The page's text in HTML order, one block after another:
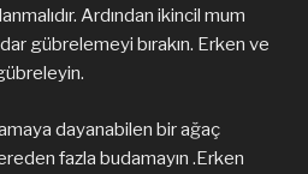
Ardından ikincil mum
gübrelemeyi bırakın. Erken ve
dayanabilen bir ağaç
fazla budamayın .Erken